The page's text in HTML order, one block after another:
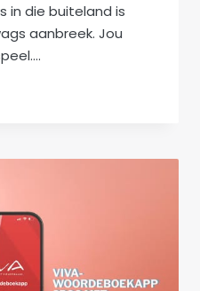
in die buiteland is
aanbreek. Jou